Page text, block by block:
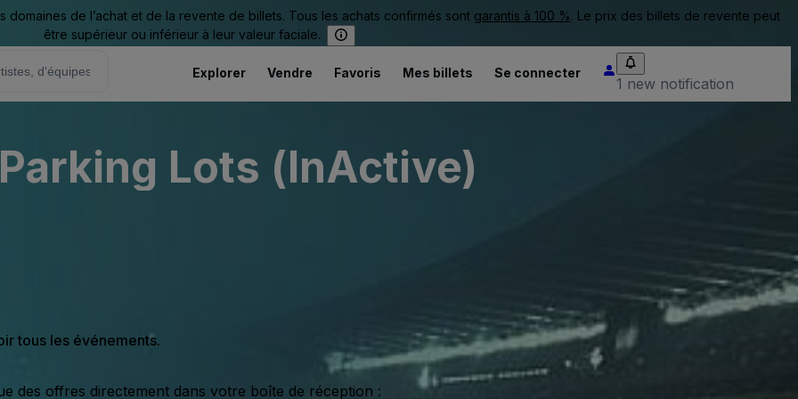
de l’achat et de la revente de billets. Tous les achats confirmés sont garantis à 100 %. Le prix des billets de revente peut
être supérieur ou inférieur à leur valeur faciale.
Explorer Vendre Favoris Mes billets Se connecter
1 new notification
Lots (InActive)
tous les événements.
des offres directement dans votre boîte de réception :